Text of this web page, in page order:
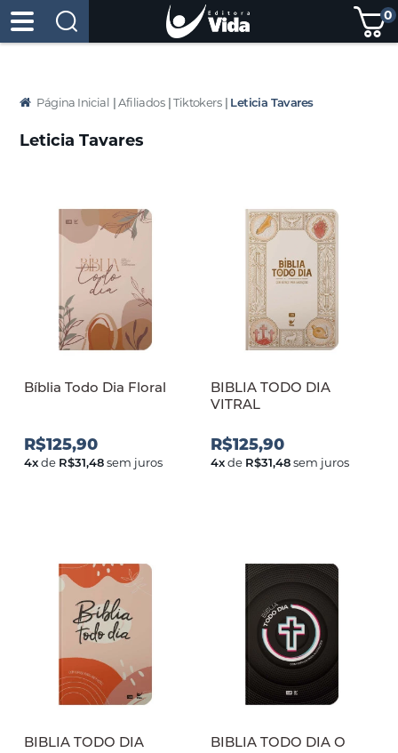
0
Página Inicial | Afiliados | Tiktokers | Leticia Tavares
Leticia Tavares
Bíblia Todo Dia Floral
R$125,90
4xde R$31,48sem juros
BIBLIA TODO DIA
VITRAL
R$125,90
4xde R$31,48sem juros
BIBLIA TODO DIA
BIBLIA TODO DIA O